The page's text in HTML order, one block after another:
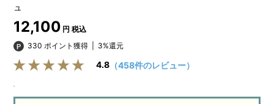
ュ
12,100 円 税込
330 ポイント獲得
3%還元
4.8 （458件のレビュー）